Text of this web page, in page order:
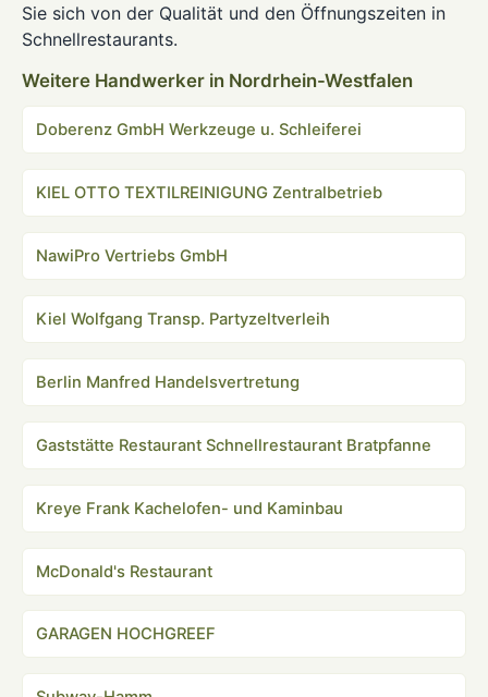
Sie sich von der Qualität und den Öffnungszeiten in
Schnellrestaurants.
Weitere Handwerker in Nordrhein-Westfalen
Doberenz GmbH Werkzeuge u. Schleiferei
KIEL OTTO TEXTILREINIGUNG Zentralbetrieb
NawiPro Vertriebs GmbH
Kiel Wolfgang Transp. Partyzeltverleih
Berlin Manfred Handelsvertretung
Gaststätte Restaurant Schnellrestaurant Bratpfanne
Kreye Frank Kachelofen- und Kaminbau
McDonald's Restaurant
GARAGEN HOCHGREEF